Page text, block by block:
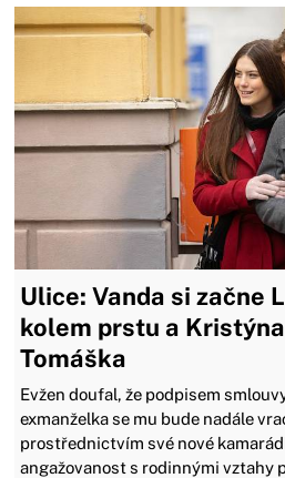
Ulice: Vanda si začne
kolem prstu a
Tomáška
Evžen doufal, že podpisem
exmanželka se mu bude nadále
prostřednictvím své nové
angažovanost s rodinnými vztahy